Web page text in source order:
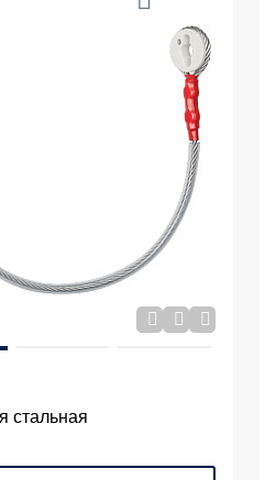
стальная